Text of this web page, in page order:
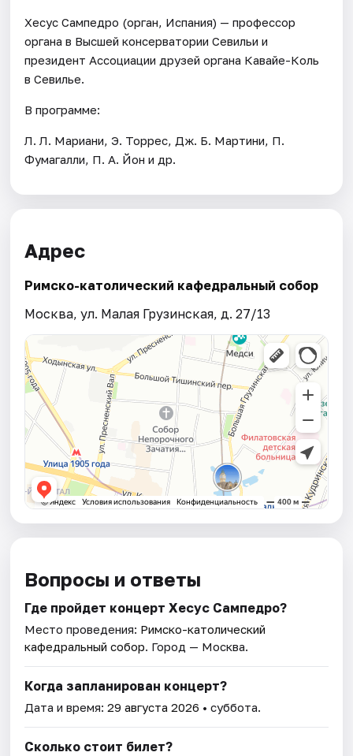
Хесус Сампедро (орган, Испания) — профессор
органа в Высшей консерватории Севильи и
президент Ассоциации друзей органа Кавайе-Коль
в Севилье.
В программе:
Л. Л. Мариани, Э. Торрес, Дж. Б. Мартини, П.
Фумагалли, П. А. Йон и др.
Адрес
Римско-католический кафедральный собор
Москва, ул. Малая Грузинская, д. 27/13
Вопросы и ответы
Где пройдет концерт Хесус Сампедро?
Место проведения: Римско-католический
кафедральный собор. Город — Москва.
Когда запланирован концерт?
Дата и время:29 августа 2026 • суббота.
Сколько стоит билет?